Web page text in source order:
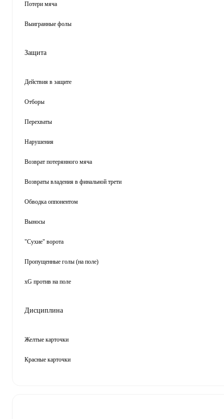
Потери мяча
Выигранные фолы
Защита
Действия в защите
Отборы
Перехваты
Нарушения
Возврат потерянного мяча
Возвраты владения в финальной трети
Обводка оппонентом
Выносы
"Сухие" ворота
Пропущенные голы (на поле)
xG против на поле
Дисциплина
Желтые карточки
Красные карточки